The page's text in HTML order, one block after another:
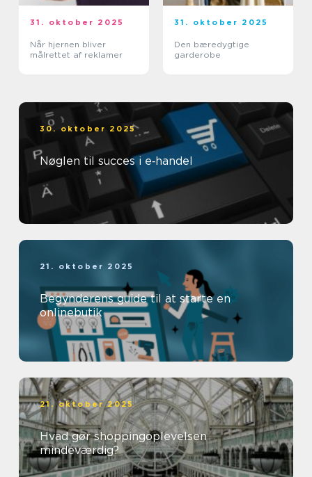
31. oktober 2025
Når hjernen bliver
målrettet af reklamer
31. oktober 2025
Den bæredygtige
garderobe
30. oktober 2025
Nøglen til succes i e‑handel
21. oktober 2025
Begynderens guide til at starte en
onlinebutik
21. oktober 2025
Hvad gør shoppingoplevelsen
mindeværdig?